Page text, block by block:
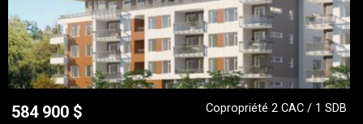
584 900 $
Copropriété 2 CAC / 1 SDB